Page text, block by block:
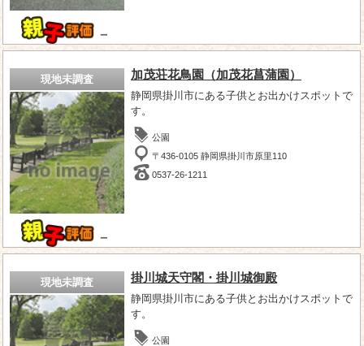
－
現地未調査
－
加茂荘花鳥園（加茂花菖蒲園）
静岡県掛川市にある子供とお出かけスポットで
す。
公園
〒436-0105 静岡県掛川市原里110
0537-26-1211
現地未調査 掛川城天守閣・掛川城御殿
静岡県掛川市にある子供とお出かけスポットで
す。
公園